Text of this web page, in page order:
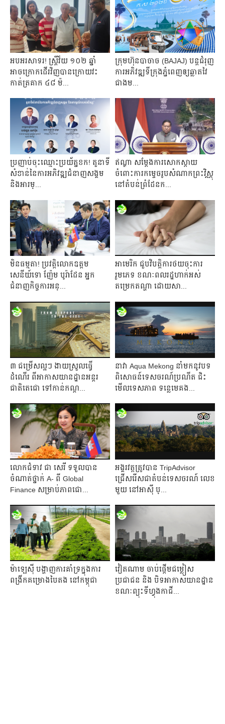
អបអរសាទរ! ស្ត្រីវ័យ ១០២ ឆ្នាំ
អាចក្រោកដើរវិញបានក្រោយវះ
កាត់ត្រគាក ៤៨ ម៉...
ក្រុមហ៊ុនបាចាច (BAJAJ) បន្តជំរុញ
ការអភិវឌ្ឍទីក្រុងភ្នំពេញឲ្យឆ្លាតវៃ
ជាងម...
ប្រញាប់ចុះឈ្មោះប្រយ័ត្នខក! តួនាទី
សំខាន់នៃការអភិវឌ្ឍជំនាញសង្គម
និងអារម្...
ឥណ្ឌា សម្តែងការសោកស្តាយ
ចំពោះការកម្ទេចរូបសំណាកព្រះវិស្ណុ
នៅតំបន់ព្រំដែនក...
មិនធម្មតា! ប្រវត្តិលោកឧត្តម
សេនីយ៍ទោ ញ៉ែម បូរ៉ាដែន អ្នក
ជំនាញកិច្ចការអន្...
អាមេរិក ជួបវិបត្តិការថយចុះការ
រួមភេទ ខណៈពលរដ្ឋហាក់អស់
តម្រេកតណ្ហា ដោយសា...
៣ ជម្រើសល្អៗ ងាយស្រួលធ្វើ
ដំណើរ ពីអាកាសយានដ្ឋានអន្តរ
ជាតិតេជោ ទៅកាន់កណ្ត...
នាវា Aqua Mekong នាំមកនូវបទ
ពិសោធន៍ទេសចរណ៍ប្រណីត ជិះ
មើលទេសភាព ទន្លេមេគង...
លោកជំទាវ ជា សេរី ទទួលបាន
ចំណាត់ថ្នាក់ A- ពី Global
Finance សម្រាប់ភាពជោ...
អង្គរវត្តត្រូវបាន TripAdvisor
ជ្រើសរើសជាតំបន់ទេសចរណ៍ លេខ
មួយ នៅអាស៊ី ប្...
ម៉ាឡេស៊ី បង្ហាញការគាំទ្រក្នុងការ
ពង្រីកគម្រោងបៃតង នៅកម្ពុជា
វៀតណាម ចាប់ផ្តើមជម្លៀស
ប្រជាជន និង បិទអាកាសយានដ្ឋាន
ខណៈព្យុះទីហ្វុងកាជី...